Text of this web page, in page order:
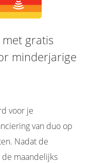
gratis
minderjarige
voor je
van duo op
Nadat de
maandelijks